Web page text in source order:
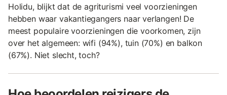
Holidu, blijkt dat de agriturismi veel voorzieningen
hebben waar vakantiegangers naar verlangen! De
meest populaire voorzieningen die voorkomen, zijn
over het algemeen: wifi (94%), tuin (70%) en balkon
(67%). Niet slecht, toch?